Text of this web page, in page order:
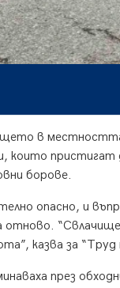
в
пристигат
борове.
опасно, и
отново.
казва за
през